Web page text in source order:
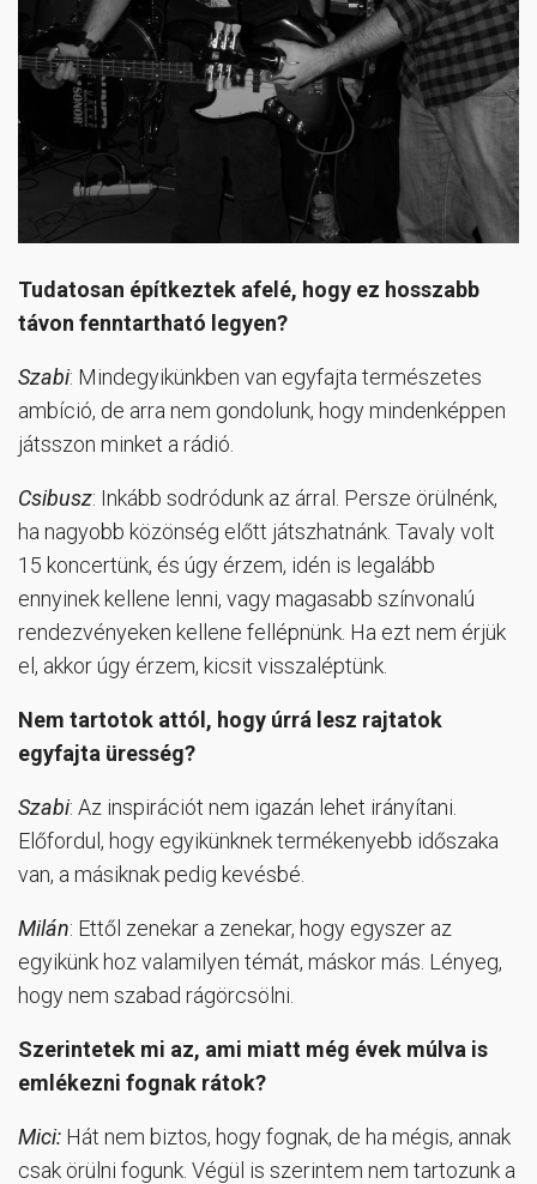
Tudatosan építkeztek afelé, hogy ez hosszabb
távon fenntartható legyen?
Szabi: Mindegyikünkben van egyfajta természetes
ambíció, de arra nem gondolunk, hogy mindenképpen
játsszon minket a rádió.
Csibusz: Inkább sodródunk az árral. Persze örülnénk,
ha nagyobb közönség előtt játszhatnánk. Tavaly volt
15 koncertünk, és úgy érzem, idén is legalább
ennyinek kellene lenni, vagy magasabb színvonalú
rendezvényeken kellene fellépnünk. Ha ezt nem érjük
el, akkor úgy érzem, kicsit visszaléptünk.
Nem tartotok attól, hogy úrrá lesz rajtatok
egyfajta üresség?
Szabi: Az inspirációt nem igazán lehet irányítani.
Előfordul, hogy egyikünknek termékenyebb időszaka
van, a másiknak pedig kevésbé.
Milán: Ettől zenekar a zenekar, hogy egyszer az
egyikünk hoz valamilyen témát, máskor más. Lényeg,
hogy nem szabad rágörcsölni.
Szerintetek mi az, ami miatt még évek múlva is
emlékezni fognak rátok?
Mici: Hát nem biztos, hogy fognak, de ha mégis, annak
csak örülni fogunk. Végül is szerintem nem tartozunk a